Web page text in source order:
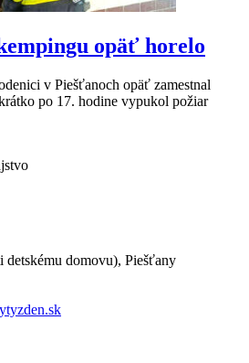
opäť horelo
v Piešťanoch opäť zamestnal
po 17. hodine vypukol požiar
detskému domovu), Piešťany